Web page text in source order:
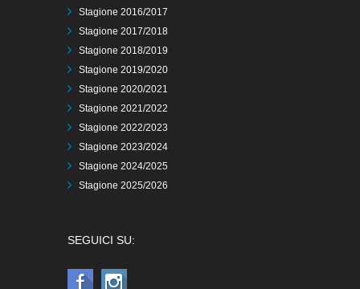
Stagione 2016/2017
Stagione 2017/2018
Stagione 2018/2019
Stagione 2019/2020
Stagione 2020/2021
Stagione 2021/2022
Stagione 2022/2023
Stagione 2023/2024
Stagione 2024/2025
Stagione 2025/2026
SEGUICI SU: